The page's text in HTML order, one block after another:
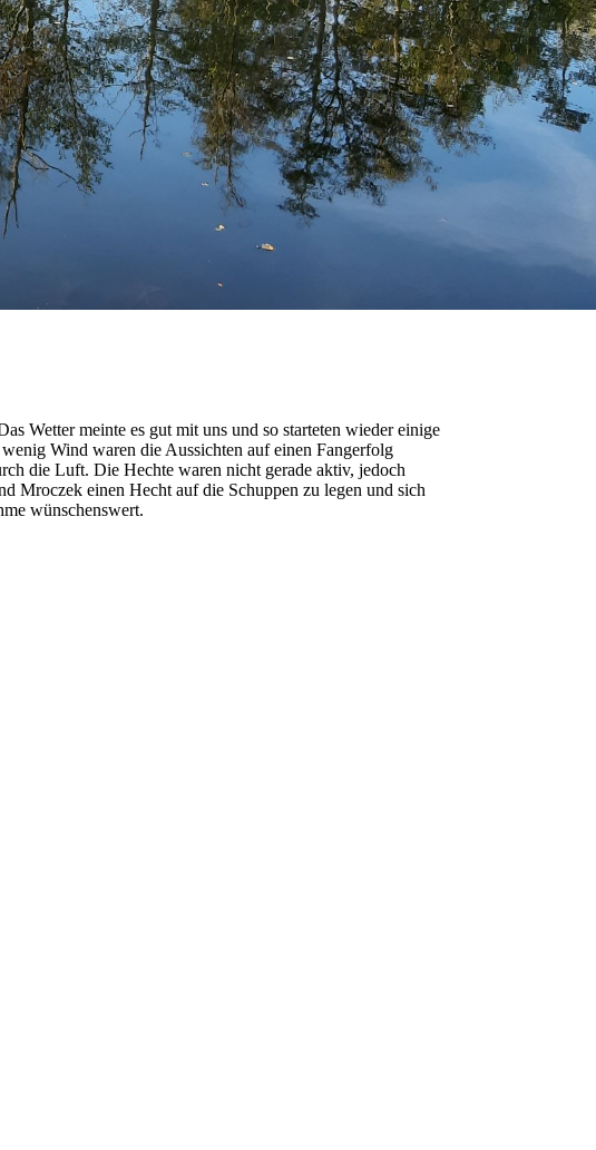
Wetter meinte es gut mit uns und so starteten wieder einige
Wind waren die Aussichten auf einen Fangerfolg
die Luft. Die Hechte waren nicht gerade aktiv, jedoch
Mroczek einen Hecht auf die Schuppen zu legen und sich
wünschenswert.